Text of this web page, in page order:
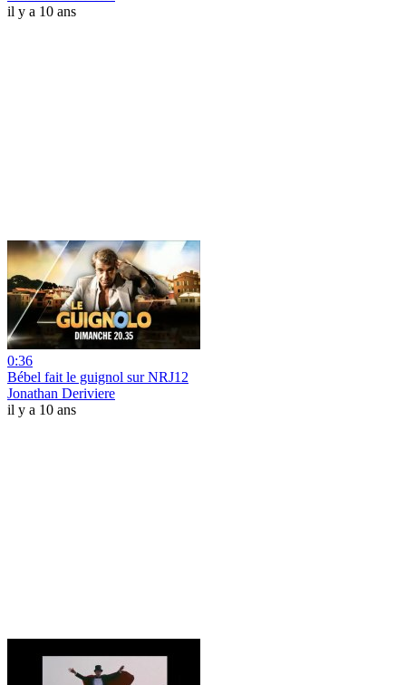
il y a 10 ans
0:36
Bébel fait le guignol sur NRJ12
Jonathan Deriviere
il y a 10 ans